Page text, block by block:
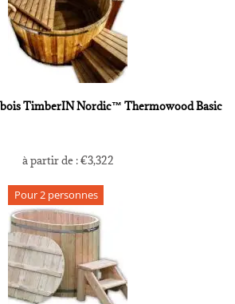
TimberIN Nordic™ Thermowood Basic
à partir de :€3,322
Pour 2 personnes